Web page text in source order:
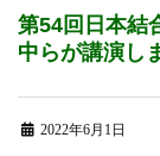
第54回日本結
中らが講演し
2022年6月1日